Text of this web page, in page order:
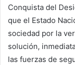
Conquista del
que el Estado
sociedad por la
solución,
las fuerzas de